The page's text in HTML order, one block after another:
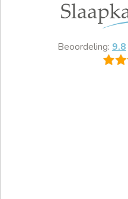
Beoordeling: 9.8